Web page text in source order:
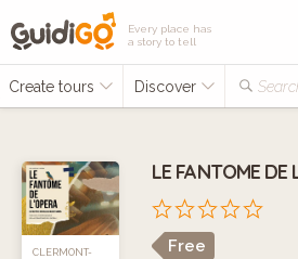
Every place has
a story to tell
Create tours Discover
CLERMONT-
LE FANTOME DE
Free